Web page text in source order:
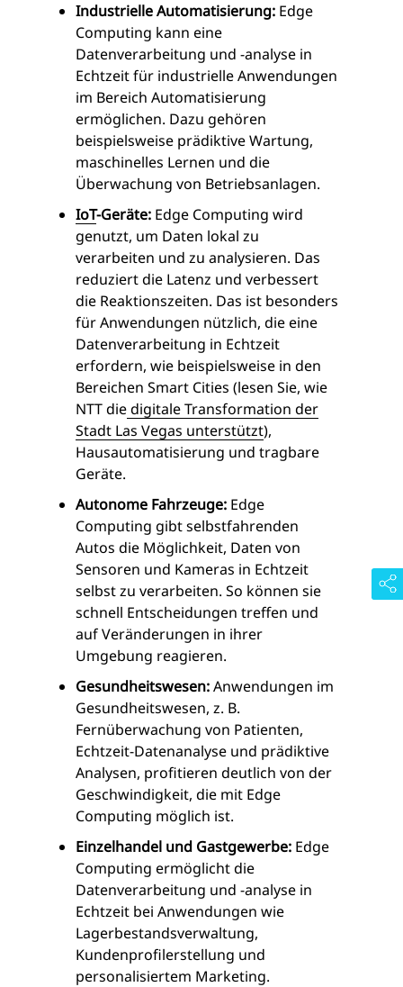
Industrielle Automatisierung: Edge
Computing kann eine
Datenverarbeitung und -analyse in
Echtzeit für industrielle Anwendungen
im Bereich Automatisierung
ermöglichen. Dazu gehören
beispielsweise prädiktive Wartung,
maschinelles Lernen und die
Überwachung von Betriebsanlagen.
IoT-Geräte: Edge Computing wird
genutzt, um Daten lokal zu
verarbeiten und zu analysieren. Das
reduziert die Latenz und verbessert
die Reaktionszeiten. Das ist besonders
für Anwendungen nützlich, die eine
Datenverarbeitung in Echtzeit
erfordern, wie beispielsweise in den
Bereichen Smart Cities (lesen Sie, wie
NTT diedigitale Transformation der
Stadt Las Vegas unterstützt),
Hausautomatisierung und tragbare
Geräte.
Autonome Fahrzeuge: Edge
Computing gibt selbstfahrenden
Autos die Möglichkeit, Daten von
Sensoren und Kameras in Echtzeit
selbst zu verarbeiten. So können sie
schnell Entscheidungen treffen und
auf Veränderungen in ihrer
Umgebung reagieren.
Gesundheitswesen:Anwendungen im
Gesundheitswesen, z. B.
Fernüberwachung von Patienten,
Echtzeit-Datenanalyse und prädiktive
Analysen, profitieren deutlich von der
Geschwindigkeit, die mit Edge
Computing möglich ist.
Einzelhandel und Gastgewerbe: Edge
Computing ermöglicht die
Datenverarbeitung und -analyse in
Echtzeit bei Anwendungen wie
Lagerbestandsverwaltung,
Kundenprofilerstellung und
personalisiertem Marketing.